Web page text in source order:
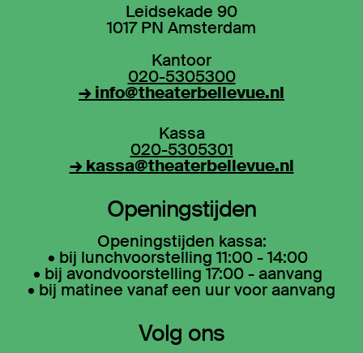
Leidsekade 90
1017 PN Amsterdam
Kantoor
020-5305300
→ info@theaterbellevue.nl
Kassa
020-5305301
→ kassa@theaterbellevue.nl
Openingstijden
Openingstijden kassa:
• bij lunchvoorstelling 11:00 - 14:00
• bij avondvoorstelling 17:00 - aanvang
• bij matinee vanaf een uur voor aanvang
Volg ons